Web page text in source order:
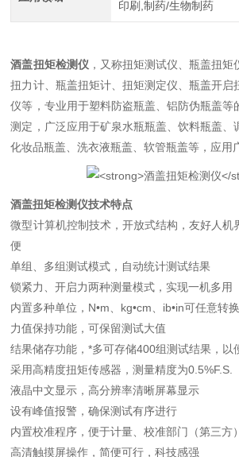
印刷,制药/生物制药
酒盖扭矩检测仪，又称扭矩测试仪、瓶盖扭矩
扭力计、瓶盖扭矩计、扭矩测定仪、瓶盖开启
仪等，专业用于塑料防盗瓶盖、铝防伪瓶盖等
测定，广泛应用于矿泉水瓶瓶盖、饮料瓶盖、
化妆品瓶盖、洗衣液瓶盖、软管瓶盖等，应用
酒盖扭矩检测仪技术特点
微型计算机控制技术，开放式结构，友好人机
便
单组、多组测试模式，自动统计测试结果
锁紧力、开启力两种测量模式，实现一机多用
内置多种单位，N•m、kg•cm、ib•in可任意转换
力值保持功能，可保留测试大值
结果储存功能，*多可存储400组测试结果，以
采用高精度扭矩传感器，测量精度为0.5%F.S.
液晶中文显示，高分辨率清晰屏幕显示
设有峰值报警，确保测试有序进行
内置校准程序，便于计量、校准部门（第三方
高清触摸屏操作，简便可行，科技感强